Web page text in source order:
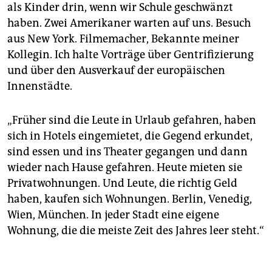
als Kinder drin, wenn wir Schule geschwänzt
haben. Zwei Amerikaner warten auf uns. Besuch
aus New York. Filmemacher, Bekannte meiner
Kollegin. Ich halte Vorträge über Gentrifizierung
und über den Ausverkauf der europäischen
Innenstädte.
„Früher sind die Leute in Urlaub gefahren, haben
sich in Hotels eingemietet, die Gegend erkundet,
sind essen und ins Theater gegangen und dann
wieder nach Hause gefahren. Heute mieten sie
Privatwohnungen. Und Leute, die richtig Geld
haben, kaufen sich Wohnungen. Berlin, Venedig,
Wien, München. In jeder Stadt eine eigene
Wohnung, die die meiste Zeit des Jahres leer steht.“